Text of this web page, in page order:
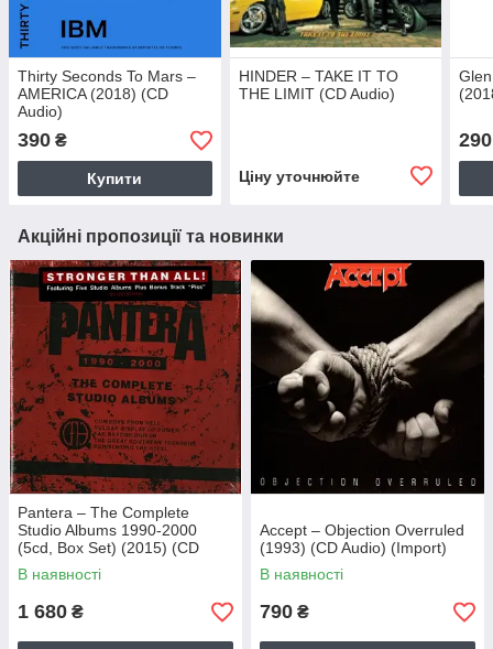
Thirty Seconds To Mars –
AMERICA (2018) (CD
Audio)
390 ₴
Купити
HINDER – TAKE IT TO
THE LIMIT (CD Audio)
Ціну уточнюйте
290
Акційні пропозиції та новинки
Pantera – The Complete
Studio Albums 1990-2000
(5cd, Box Set) (2015) (CD
Audio) (Import)
В наявності
1 680 ₴
Accept – Objection Overruled
(1993) (CD Audio) (Import)
В наявності
790 ₴